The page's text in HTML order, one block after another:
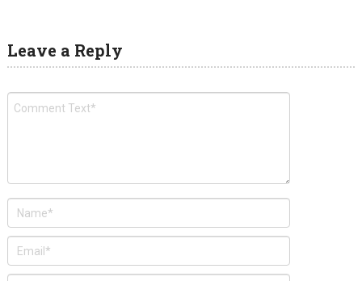
Leave a Reply